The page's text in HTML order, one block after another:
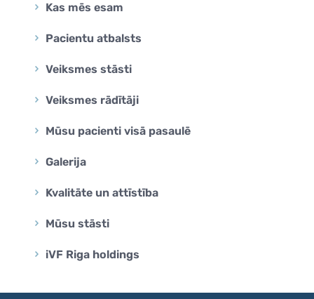
Kas mēs esam
Pacientu atbalsts
Veiksmes stāsti
Veiksmes rādītāji
Mūsu pacienti visā pasaulē
Galerija
Kvalitāte un attīstība
Mūsu stāsti
iVF Riga holdings